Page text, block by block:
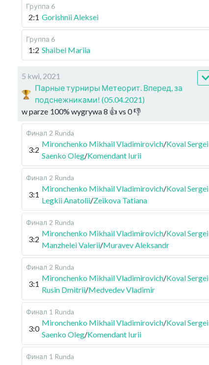
Группа 6
2:1 Gorishnii Aleksei
Группа 6
1:2 Shaibel Mariia
5 kwi, 2021
Парные турниры Метеорит. Вперед, за
подснежниками! (05.04.2021)
w parze 100% wygrywa8 👍 vs 0👎
Финал 2 Runda
3:2
Mironchenko Mikhail Vladimirovich/Koval Sergei
Saenko Oleg/Komendant Iurii
Финал 2 Runda
3:1
Mironchenko Mikhail Vladimirovich/Koval Sergei
Legkii Anatolii/Zeikova Tatiana
Финал 2 Runda
3:2
Mironchenko Mikhail Vladimirovich/Koval Sergei
Manzhelei Valerii/Muravev Aleksandr
Финал 2 Runda
3:1
Mironchenko Mikhail Vladimirovich/Koval Sergei
Rusin Dmitrii/Medvedev Vladimir
Финал 1 Runda
3:0
Mironchenko Mikhail Vladimirovich/Koval Sergei
Saenko Oleg/Komendant Iurii
Финал 1 Runda